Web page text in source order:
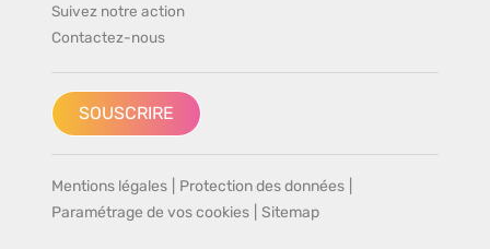
Suivez notre action
Contactez-nous
SOUSCRIRE
Mentions légales Protection des données
Paramétrage de vos cookies
Sitemap